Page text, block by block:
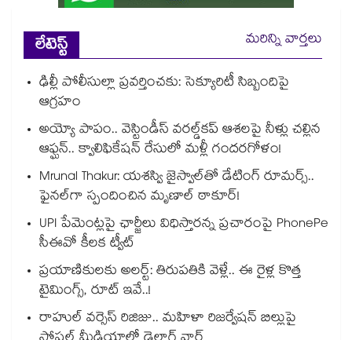
లేటెస్ట్
మరిన్ని వార్తలు
ఢిల్లీ పోలీసుల్లా ప్రవర్తించకు: సెక్యూరిటీ సిబ్బందిపై
ఆగ్రహం
అయ్యో పాపం.. వెస్టిండీస్ వరల్డ్‌కప్ ఆశలపై నీళ్లు చల్లిన
ఆఫ్ఘన్.. క్వాలిఫికేషన్ రేసులో మళ్లీ గందరగోళం!
Mrunal Thakur: యశస్వి జైస్వాల్‌తో డేటింగ్ రూమర్స్‌..
ఫైనల్‌గా స్పందించిన మృణాల్ ఠాకూర్!
UPI పేమెంట్లపై ఛార్జీలు విధిస్తారన్న ప్రచారంపై PhonePe
సీఈవో కీలక ట్వీట్
ప్రయాణికులకు అలర్ట్: తిరుపతికి వెళ్లే.. ఈ రైళ్ల కొత్త
టైమింగ్స్, రూట్ ఇవే..!
రాహుల్ వర్సెస్ రిజిజు.. మహిళా రిజర్వేషన్ బిల్లుపై